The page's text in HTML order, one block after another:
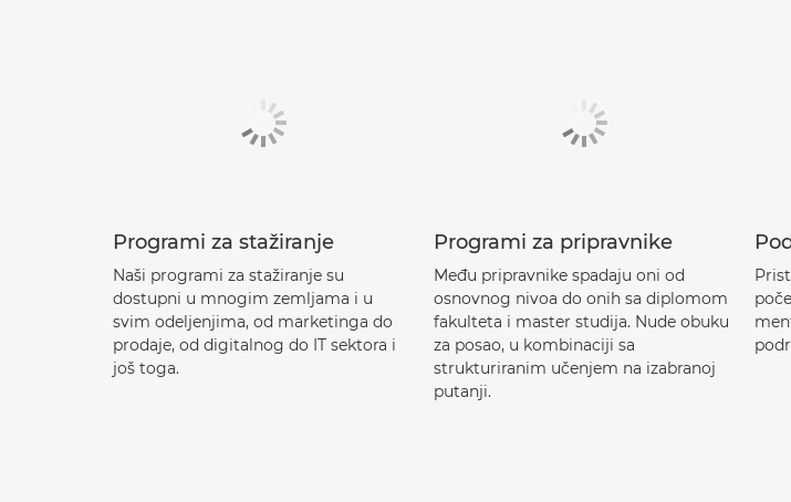
Programi za stažiranje
Naši programi za stažiranje su
dostupni u mnogim zemljama i u
svim odeljenjima, od marketinga do
prodaje, od digitalnog do IT sektora i
još toga.
Programi za pripravnike
Među pripravnike spadaju oni od
osnovnog nivoa do onih sa diplomom
fakulteta i master studija. Nude obuku
za posao, u kombinaciji sa
strukturiranim učenjem na izabranoj
putanji.